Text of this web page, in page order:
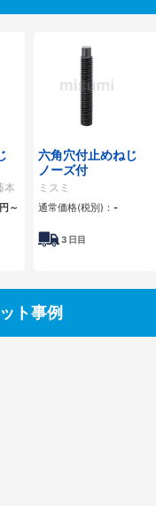
本
～
六角穴付止めねじ
ノーズ付
ミスミ
通常価格(税別)： -
3 日目
ト事例